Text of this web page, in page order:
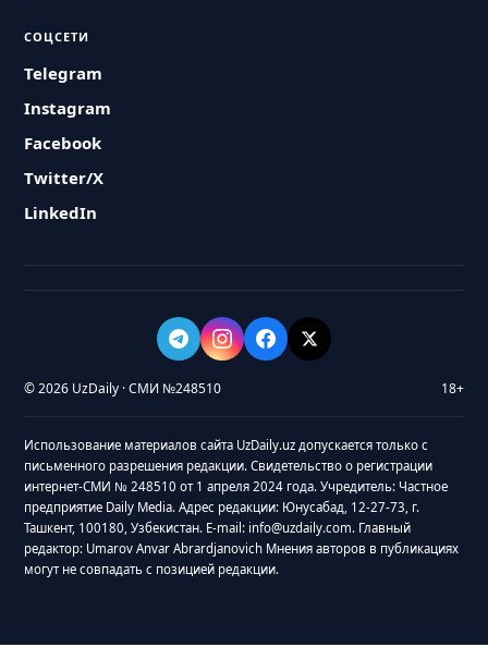
СОЦСЕТИ
Telegram
Instagram
Facebook
Twitter/X
LinkedIn
© 2026 UzDaily · СМИ №248510 18+
Использование материалов сайта UzDaily.uz допускается только с
письменного разрешения редакции. Свидетельство о регистрации
интернет-СМИ № 248510 от 1 апреля 2024 года. Учредитель: Частное
предприятие Daily Media. Адрес редакции: Юнусабад, 12-27-73, г.
Ташкент, 100180, Узбекистан. E-mail: info@uzdaily.com. Главный
редактор: Umarov Anvar Abrardjanovich Мнения авторов в публикациях
могут не совпадать с позицией редакции.